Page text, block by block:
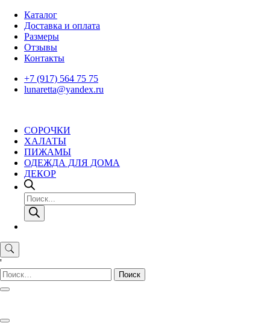
Skip
content
Каталог
Доставка и оплата
Размеры
Отзывы
Контакты
+7 (917) 564 75 75
lunaretta@yandex.ru
СОРОЧКИ
ХАЛАТЫ
ПИЖАМЫ
ОДЕЖДА ДЛЯ ДОМА
ДЕКОР
Поиск
товаров
'
Найти: